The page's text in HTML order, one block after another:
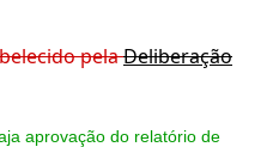
pelaDeliberação
aprovação do relatório de